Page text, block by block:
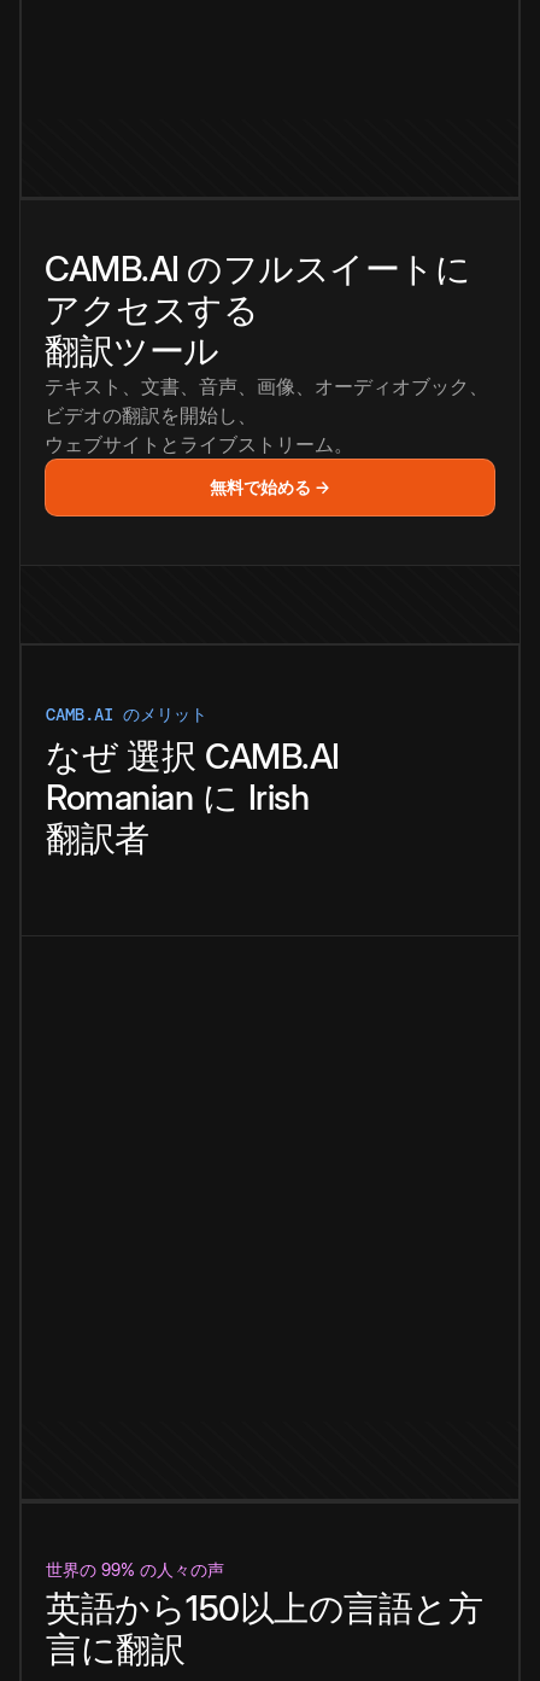
CAMB.AI のフルスイートに
アクセスする
翻訳ツール
テキスト、文書、音声、画像、オーディオブック、
ビデオの翻訳を開始し、
ウェブサイトとライブストリーム。
無料で始める →
CAMB.AI のメリット
なぜ 選択 CAMB.AI
Romanian に Irish
翻訳者
世界の 99% の人々の声
英語から150以上の言語と方
言に翻訳